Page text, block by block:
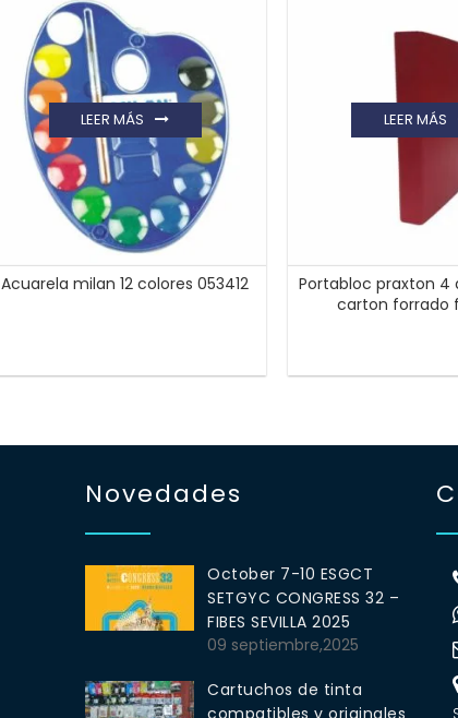
Acuarela milan 12 colores 053412
LEER MÁS
Portabloc praxton 4
carton forrado
LEER MÁS
Novedades
October 7-10 ESGCT
SETGYC CONGRESS 32 –
FIBES SEVILLA 2025
09 septiembre,2025
Cartuchos de tinta